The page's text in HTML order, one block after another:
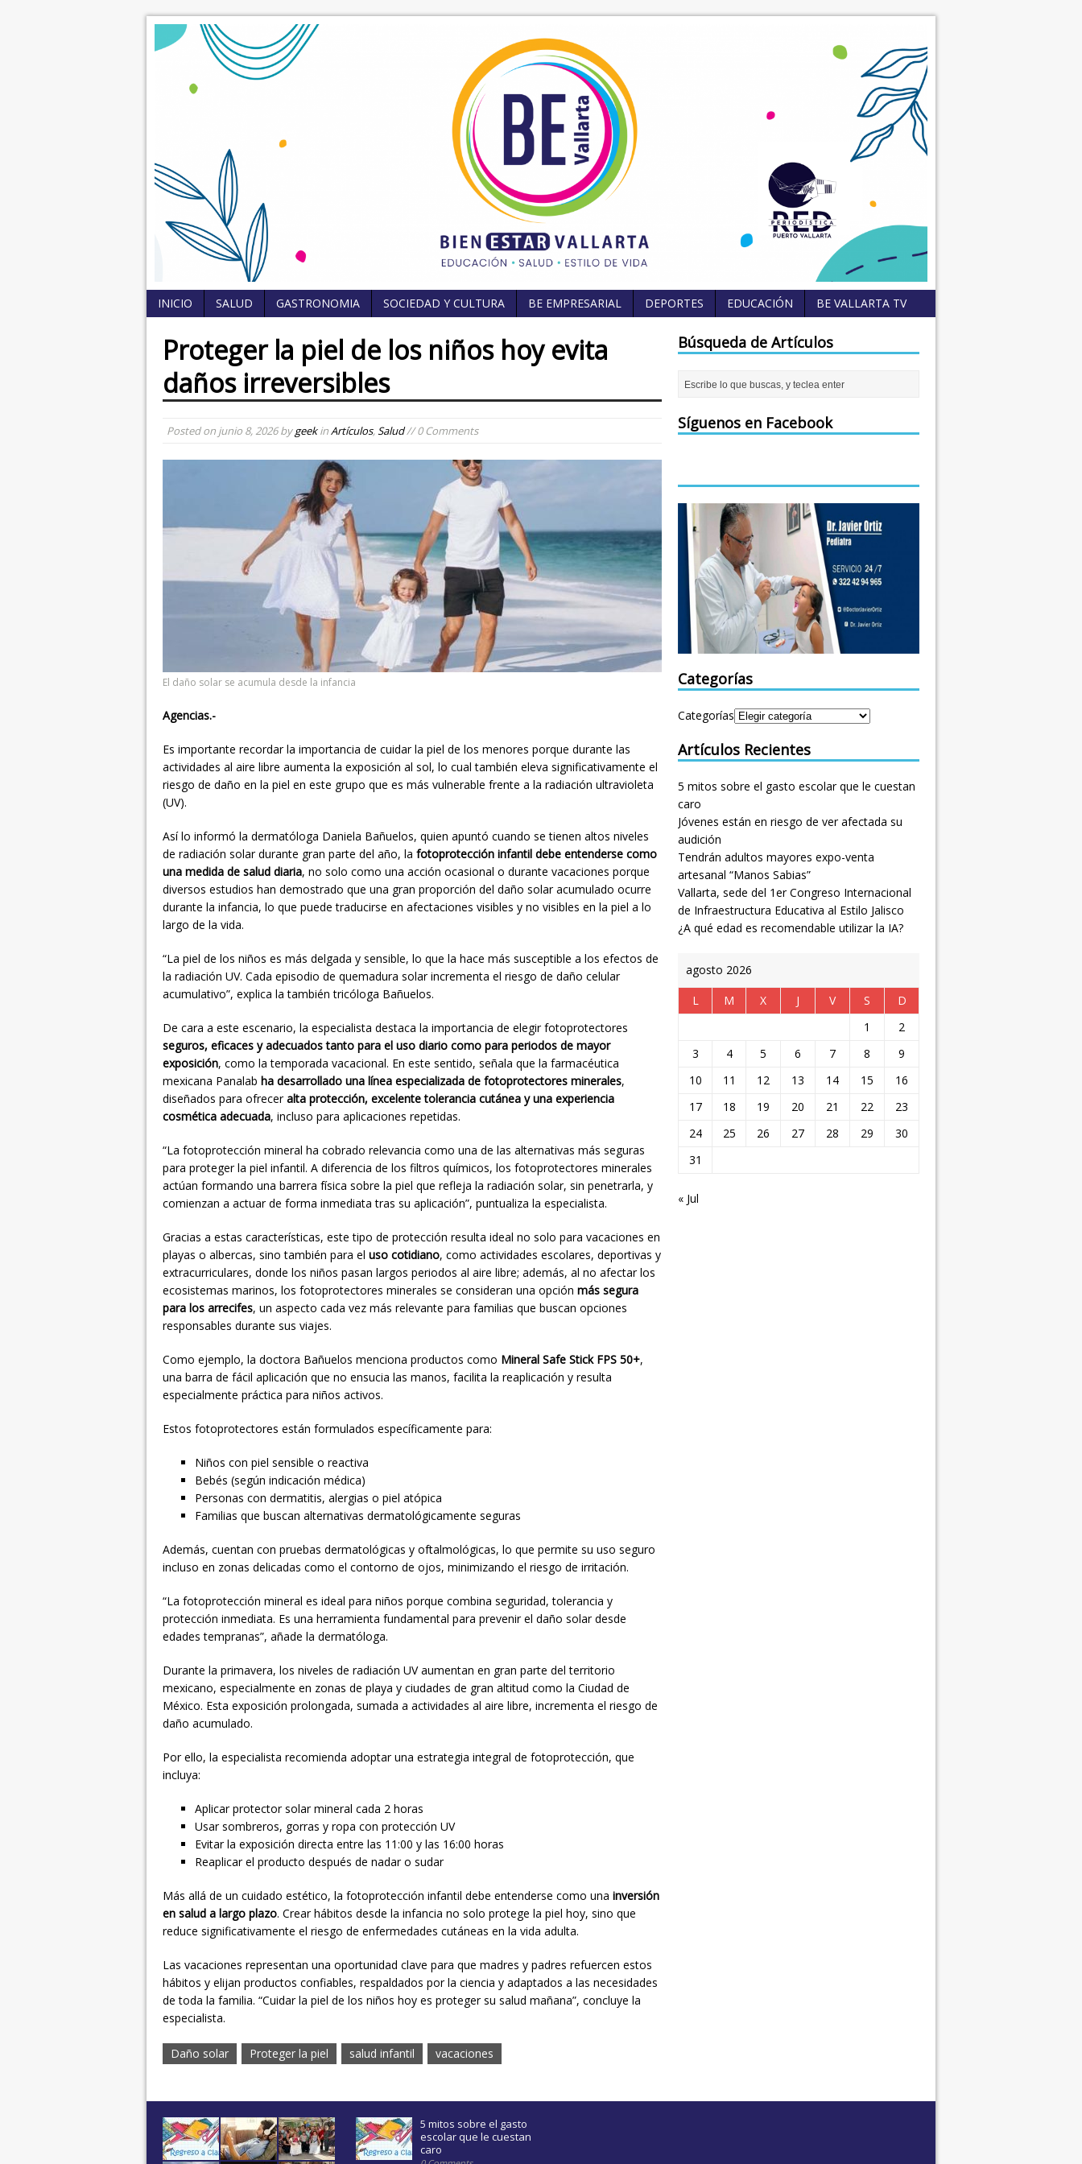
INICIO SALUD GASTRONOMIA SOCIEDAD Y CULTURA BE EMPRESARIAL DEPORTES EDUCACIÓN BE VALLARTA TV
Proteger la piel de los niños hoy evita
daños irreversibles
Posted on junio 8, 2026bygeekinArtículos,Salud// 0 Comments
El daño solar se acumula desde la infancia
Agencias.-
Es importante recordar la importancia de cuidar la piel de los menores porque durante las
actividades al aire libre aumenta la exposición al sol, lo cual también eleva significativamente el
riesgo de daño en la piel en este grupo que es más vulnerable frente a la radiación ultravioleta
(UV).
Así lo informó la dermatóloga Daniela Bañuelos, quien apuntó cuando se tienen altos niveles
de radiación solar durante gran parte del año, la fotoprotección infantil debe entenderse como
una medida de salud diaria, no solo como una acción ocasional o durante vacaciones porque
diversos estudios han demostrado que una gran proporción del daño solar acumulado ocurre
durante la infancia, lo que puede traducirse en afectaciones visibles y no visibles en la piel a lo
largo de la vida.
“La piel de los niños es más delgada y sensible, lo que la hace más susceptible a los efectos de
la radiación UV. Cada episodio de quemadura solar incrementa el riesgo de daño celular
acumulativo”, explica la también tricóloga Bañuelos.
De cara a este escenario, la especialista destaca la importancia de elegir fotoprotectores
seguros, eficaces y adecuados tanto para el uso diario como para periodos de mayor
exposición, como la temporada vacacional. En este sentido, señala que la farmacéutica
mexicana Panalab ha desarrollado una línea especializada de fotoprotectores minerales,
diseñados para ofreceralta protección, excelente tolerancia cutánea y una experiencia
cosmética adecuada, incluso para aplicaciones repetidas.
“La fotoprotección mineral ha cobrado relevancia como una de las alternativas más seguras
para proteger la piel infantil. A diferencia de los filtros químicos, los fotoprotectores minerales
actúan formando una barrera física sobre la piel que refleja la radiación solar, sin penetrarla, y
comienzan a actuar de forma inmediata tras su aplicación”, puntualiza la especialista.
Gracias a estas características, este tipo de protección resulta ideal no solo para vacaciones en
playas o albercas, sino también para el uso cotidiano, como actividades escolares, deportivas y
extracurriculares, donde los niños pasan largos periodos al aire libre; además, al no afectar los
ecosistemas marinos, los fotoprotectores minerales se consideran una opción más segura
para los arrecifes, un aspecto cada vez más relevante para familias que buscan opciones
responsables durante sus viajes.
Como ejemplo, la doctora Bañuelos menciona productos como Mineral Safe Stick FPS 50+,
una barra de fácil aplicación que no ensucia las manos, facilita la reaplicación y resulta
especialmente práctica para niños activos.
Estos fotoprotectores están formulados específicamente para:
Niños con piel sensible o reactiva
Bebés (según indicación médica)
Personas con dermatitis, alergias o piel atópica
Familias que buscan alternativas dermatológicamente seguras
Además, cuentan con pruebas dermatológicas y oftalmológicas, lo que permite su uso seguro
incluso en zonas delicadas como el contorno de ojos, minimizando el riesgo de irritación.
“La fotoprotección mineral es ideal para niños porque combina seguridad, tolerancia y
protección inmediata. Es una herramienta fundamental para prevenir el daño solar desde
edades tempranas”, añade la dermatóloga.
Durante la primavera, los niveles de radiación UV aumentan en gran parte del territorio
mexicano, especialmente en zonas de playa y ciudades de gran altitud como la Ciudad de
México. Esta exposición prolongada, sumada a actividades al aire libre, incrementa el riesgo de
daño acumulado.
Por ello, la especialista recomienda adoptar una estrategia integral de fotoprotección, que
incluya:
Aplicar protector solar mineral cada 2 horas
Usar sombreros, gorras y ropa con protección UV
Evitar la exposición directa entre las 11:00 y las 16:00 horas
Reaplicar el producto después de nadar o sudar
Más allá de un cuidado estético, la fotoprotección infantil debe entenderse como una inversión
en salud a largo plazo. Crear hábitos desde la infancia no solo protege la piel hoy, sino que
reduce significativamente el riesgo de enfermedades cutáneas en la vida adulta.
Las vacaciones representan una oportunidad clave para que madres y padres refuercen estos
hábitos y elijan productos confiables, respaldados por la ciencia y adaptados a las necesidades
de toda la familia. “Cuidar la piel de los niños hoy es proteger su salud mañana”, concluye la
especialista.
Daño solar Proteger la piel salud infantil vacaciones
Búsqueda de Artículos
Síguenos en Facebook
Categorías
Categorías
Artículos Recientes
5 mitos sobre el gasto escolar que le cuestan
caro
Jóvenes están en riesgo de ver afectada su
audición
Tendrán adultos mayores expo-venta
artesanal “Manos Sabias”
Vallarta, sede del 1er Congreso Internacional
de Infraestructura Educativa al Estilo Jalisco
¿A qué edad es recomendable utilizar la IA?
agosto 2026
L
M X J V S
D
1
2
3
4 5 6 7 8
9
10
11 12 13 14 15
16
17
18 19 20 21 22
23
24
25 26 27 28 29
30
31
« Jul
5 mitos sobre el gasto
escolar que le cuestan
caro